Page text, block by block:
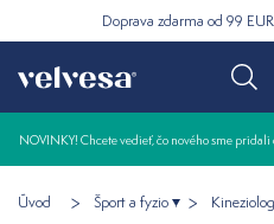
Doprava zdarma od 99 EUR
NOVINKY! Chcete vedieť, čo nového sme pridali
Úvod Šport a fyzio